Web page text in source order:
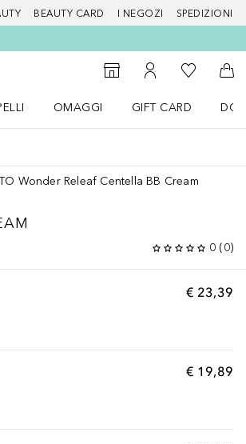
BEAUTY CARD I NEGOZI SPEDIZIONI
StorefinderAl Mio Account
Alla Mia
Al
OMAGGI
GIFT CARD
Wonder Releaf Centella BB Cream
0 (0)
€ 23,39
€ 19,89